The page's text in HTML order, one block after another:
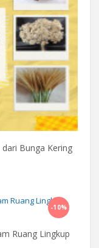
Bunga Kering
-10%
Ruang Lingkup